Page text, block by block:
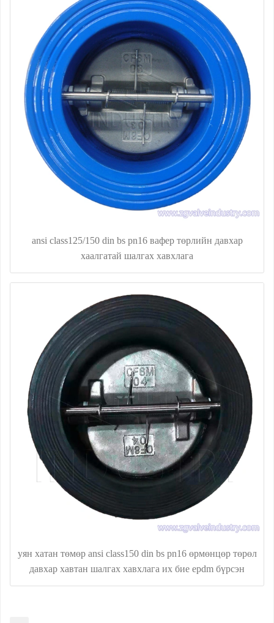
ansi class125/150 din bs pn16 вафер төрлийн давхар
хаалгатай шалгах хавхлага
уян хатан төмөр ansi class150 din bs pn16 өрмөнцөр төрөл
давхар хавтан шалгах хавхлага их бие epdm бүрсэн